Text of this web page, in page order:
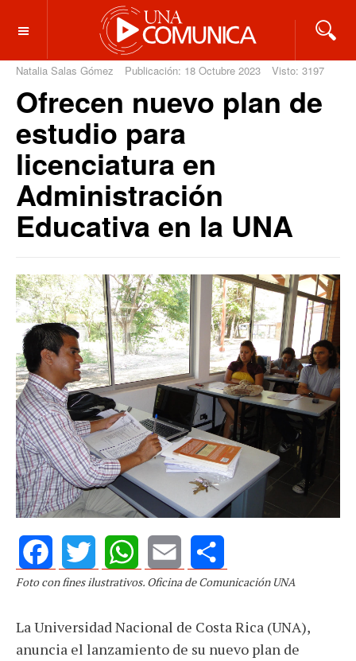
OFF CANVAS
Natalia Salas Gómez Publicación: 18 Octubre 2023 Visto: 3197
Ofrecen nuevo plan de
estudio para
licenciatura en
Administración
Educativa en la UNA
FacebookTwitterWhatsApp
Email Share
Foto con fines ilustrativos. Oficina de Comunicación UNA
La Universidad Nacional de Costa Rica (UNA),
anuncia el lanzamiento de su nuevo plan de